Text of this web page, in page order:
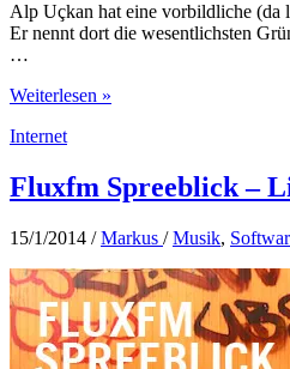
Alp Uçkan hat eine vorbildliche (da
Er nennt dort die wesentlichsten
…
Schritt
Schritt
Internet
Explorer
Firefox
Weiterlesen »
Internet
Fluxfm Spreeblick –
15/1/2014 /Markus /Musik,